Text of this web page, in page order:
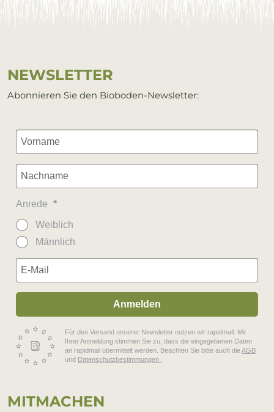
NEWS­LET­TER
Abonnieren Sie den Bioboden-Newsletter:
Anrede
Weiblich
Männlich
Anmelden
Für den Versand unserer Newsletter nutzen wir rapidmail. Mit
Ihrer Anmeldung stimmen Sie zu, dass die eingegebenen Daten
an rapidmail übermittelt werden. Beachten Sie bitte auch dieAGB
und Datenschutzbestimmungen
MIT­MA­CHEN